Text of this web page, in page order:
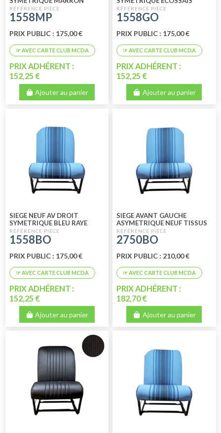
PERFORE
1558MP
PRIX PUBLIC : 175,00 €
PRIX ADHÉRENT :
152,25 €
Ajouter au panier
1558GO
PRIX PUBLIC : 175,00 €
PRIX ADHÉRENT :
152,25 €
Ajouter au panier
SIEGE NEUF AV DROIT
SYMETRIQUE BLEU RAYE
1558BO
PRIX PUBLIC : 175,00 €
PRIX ADHÉRENT :
152,25 €
Ajouter au panier
SIEGE AVANT GAUCHE
ASYMETRIQUE NEUF TISSUS
BLEU RAYE
2750BO
PRIX PUBLIC : 210,00 €
PRIX ADHÉRENT :
182,70 €
Ajouter au panier